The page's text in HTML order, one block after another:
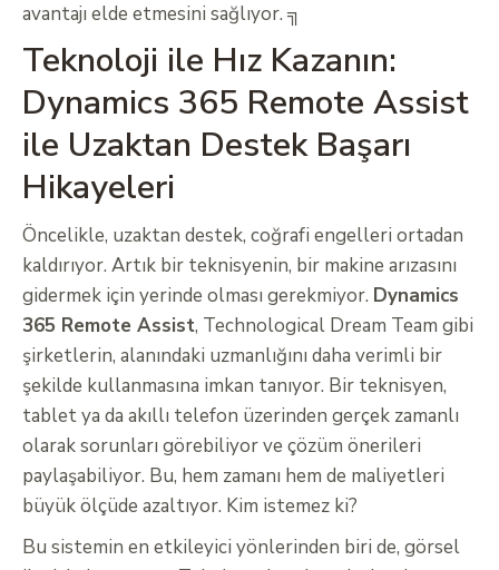
avantajı elde etmesini sağlıyor. ╗
Teknoloji ile Hız Kazanın:
Dynamics 365 Remote Assist
ile Uzaktan Destek Başarı
Hikayeleri
Öncelikle, uzaktan destek, coğrafi engelleri ortadan
kaldırıyor. Artık bir teknisyenin, bir makine arızasını
gidermek için yerinde olması gerekmiyor. Dynamics
365 Remote Assist, Technological Dream Team gibi
şirketlerin, alanındaki uzmanlığını daha verimli bir
şekilde kullanmasına imkan tanıyor. Bir teknisyen,
tablet ya da akıllı telefon üzerinden gerçek zamanlı
olarak sorunları görebiliyor ve çözüm önerileri
paylaşabiliyor. Bu, hem zamanı hem de maliyetleri
büyük ölçüde azaltıyor. Kim istemez ki?
Bu sistemin en etkileyici yönlerinden biri de, görsel